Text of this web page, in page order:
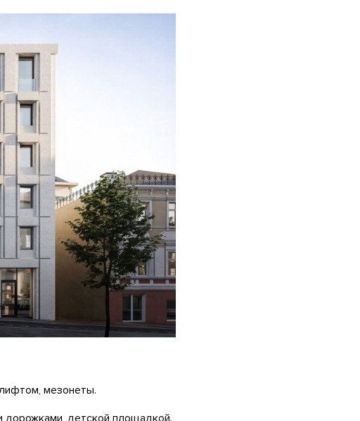
мезонеты.
дорожками, детской площадкой.